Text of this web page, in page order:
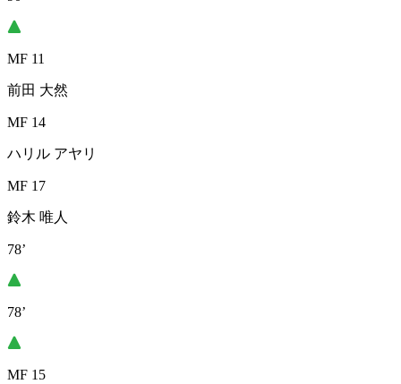
MF 11
前田 大然
MF 14
ハリル アヤリ
MF 17
鈴木 唯人
78’
78’
MF 15